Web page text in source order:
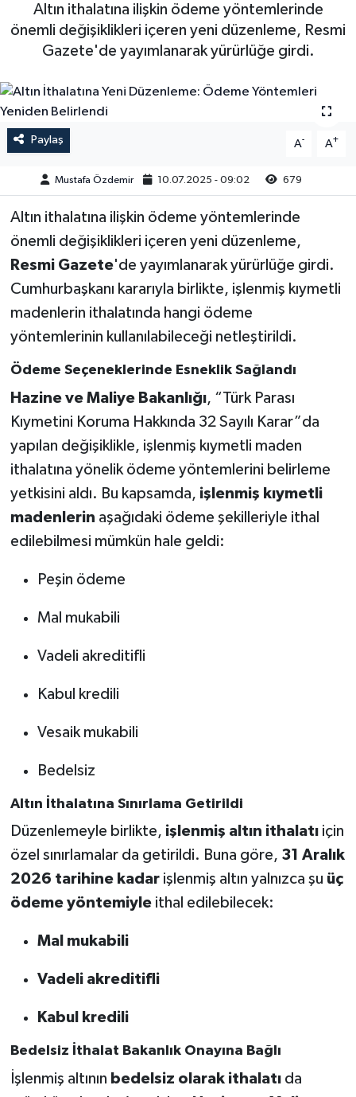
Altın ithalatına ilişkin ödeme yöntemlerinde
önemli değişiklikleri içeren yeni düzenleme, Resmi
Gazete'de yayımlanarak yürürlüğe girdi.
Paylaş A- A+
Mustafa Özdemir 10.07.2025 - 09:02 679
Altın ithalatına ilişkin ödeme yöntemlerinde
önemli değişiklikleri içeren yeni düzenleme,
Resmi Gazete'de yayımlanarak yürürlüğe girdi.
Cumhurbaşkanı kararıyla birlikte, işlenmiş kıymetli
madenlerin ithalatında hangi ödeme
yöntemlerinin kullanılabileceği netleştirildi.
Ödeme Seçeneklerinde Esneklik Sağlandı
Hazine ve Maliye Bakanlığı, “Türk Parası
Kıymetini Koruma Hakkında 32 Sayılı Karar”da
yapılan değişiklikle, işlenmiş kıymetli maden
ithalatına yönelik ödeme yöntemlerini belirleme
yetkisini aldı. Bu kapsamda, işlenmiş kıymetli
madenlerin aşağıdaki ödeme şekilleriyle ithal
edilebilmesi mümkün hale geldi:
Peşin ödeme
Mal mukabili
Vadeli akreditifli
Kabul kredili
Vesaik mukabili
Bedelsiz
Altın İthalatına Sınırlama Getirildi
Düzenlemeyle birlikte, işlenmiş altın ithalatıiçin
özel sınırlamalar da getirildi. Buna göre, 31 Aralık
2026 tarihine kadarişlenmiş altın yalnızca şu üç
ödeme yöntemiyleithal edilebilecek:
Mal mukabili
Vadeli akreditifli
Kabul kredili
Bedelsiz İthalat Bakanlık Onayına Bağlı
İşlenmiş altının bedelsiz olarak ithalatıda
Magazin
Kadın
Yerel Haber
Akhisar Emlak
Duyurular
Sektörel
Röportaj
Kadın
Teknoloji
Akhisar Emlak
Etiketler